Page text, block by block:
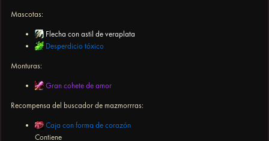
Mascotas:
Flecha con astil de veraplata
Desperdicio tóxico
Monturas:
Gran cohete de amor
Recompensa del buscador de mazmorrras:
Caja con forma de corazón
Contiene